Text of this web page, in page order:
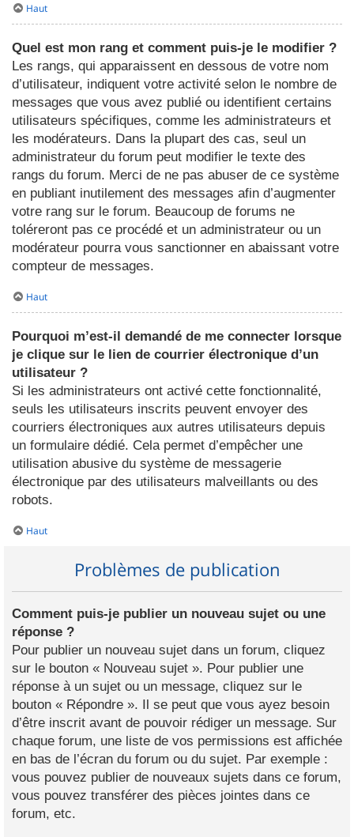
Haut
Quel est mon rang et comment puis-je le modifier ?
Les rangs, qui apparaissent en dessous de votre nom
d’utilisateur, indiquent votre activité selon le nombre de
messages que vous avez publié ou identifient certains
utilisateurs spécifiques, comme les administrateurs et
les modérateurs. Dans la plupart des cas, seul un
administrateur du forum peut modifier le texte des
rangs du forum. Merci de ne pas abuser de ce système
en publiant inutilement des messages afin d’augmenter
votre rang sur le forum. Beaucoup de forums ne
toléreront pas ce procédé et un administrateur ou un
modérateur pourra vous sanctionner en abaissant votre
compteur de messages.
Haut
Pourquoi m’est-il demandé de me connecter lorsque
je clique sur le lien de courrier électronique d’un
utilisateur ?
Si les administrateurs ont activé cette fonctionnalité,
seuls les utilisateurs inscrits peuvent envoyer des
courriers électroniques aux autres utilisateurs depuis
un formulaire dédié. Cela permet d’empêcher une
utilisation abusive du système de messagerie
électronique par des utilisateurs malveillants ou des
robots.
Haut
Problèmes de publication
Comment puis-je publier un nouveau sujet ou une
réponse ?
Pour publier un nouveau sujet dans un forum, cliquez
sur le bouton « Nouveau sujet ». Pour publier une
réponse à un sujet ou un message, cliquez sur le
bouton « Répondre ». Il se peut que vous ayez besoin
d’être inscrit avant de pouvoir rédiger un message. Sur
chaque forum, une liste de vos permissions est affichée
en bas de l’écran du forum ou du sujet. Par exemple :
vous pouvez publier de nouveaux sujets dans ce forum,
vous pouvez transférer des pièces jointes dans ce
forum, etc.